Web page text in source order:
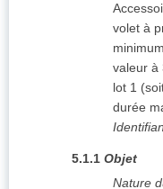
volet à
valeur à
lot 1
durée
5.1.1 Objet
Nature